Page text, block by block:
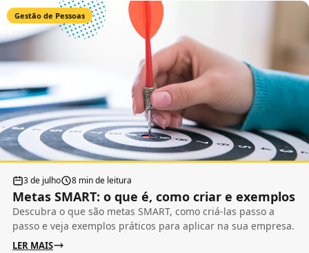
Gestão de Pessoas
3 de julho 8 min de leitura
Metas SMART: o que é, como criar e exemplos
Descubra o que são metas SMART, como criá-las passo a
passo e veja exemplos práticos para aplicar na sua empresa.
LER MAIS